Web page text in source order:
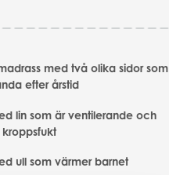
med två olika sidor som
efter årstid
lin som är ventilerande och
ull som värmer barnet